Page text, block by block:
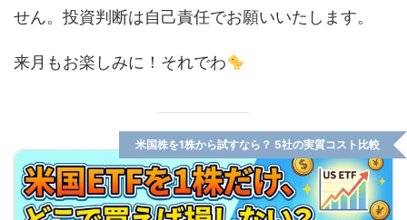
せん。投資判断は自己責任でお願いいたします。
来月もお楽しみに！それでわ
米国株を1株から試すなら？ 5社の実質コスト比較